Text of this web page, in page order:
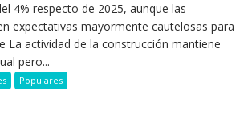
4% respecto de 2025, aunque las
expectativas mayormente cautelosas para
La actividad de la construcción mantiene
pero...
Populares